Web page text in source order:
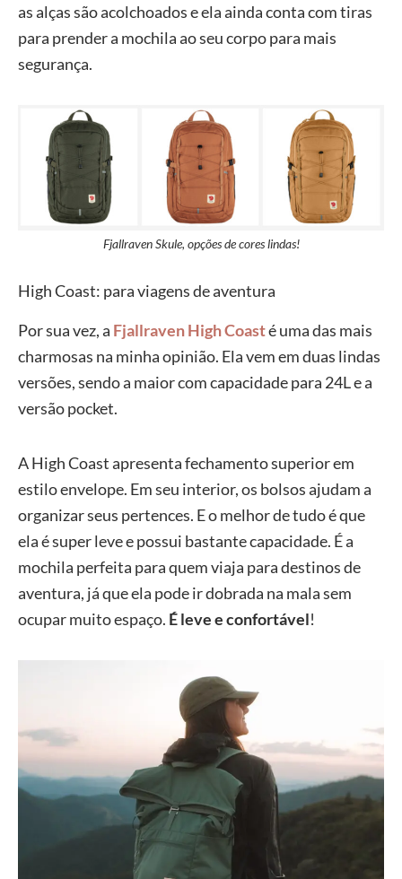
as alças são acolchoados e ela ainda conta com tiras
para prender a mochila ao seu corpo para mais
segurança.
Fjallraven Skule, opções de cores lindas!
High Coast: para viagens de aventura
Por sua vez, a Fjallraven High Coasté uma das mais
charmosas na minha opinião. Ela vem em duas lindas
versões, sendo a maior com capacidade para 24L e a
versão pocket.
A High Coast apresenta fechamento superior em
estilo envelope. Em seu interior, os bolsos ajudam a
organizar seus pertences. E o melhor de tudo é que
ela é super leve e possui bastante capacidade. É a
mochila perfeita para quem viaja para destinos de
aventura, já que ela pode ir dobrada na mala sem
ocupar muito espaço. É leve e confortável!